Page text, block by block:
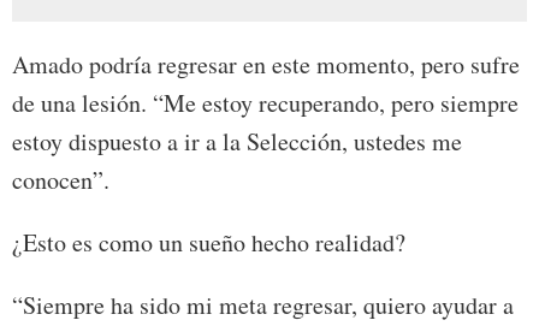
Amado podría regresar en este momento, pero sufre
de una lesión. “Me estoy recuperando, pero siempre
estoy dispuesto a ir a la Selección, ustedes me
conocen”.
¿Esto es como un sueño hecho realidad?
“Siempre ha sido mi meta regresar, quiero ayudar a